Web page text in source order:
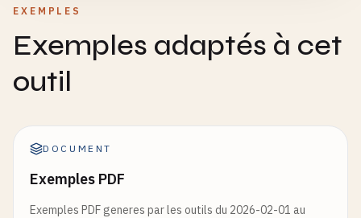
EXEMPLES
Exemples adaptés à cet
outil
DOCUMENT
Exemples PDF
Exemples PDF generes par les outils du 2026-02-01 au